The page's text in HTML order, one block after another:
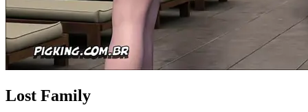
Lost Family